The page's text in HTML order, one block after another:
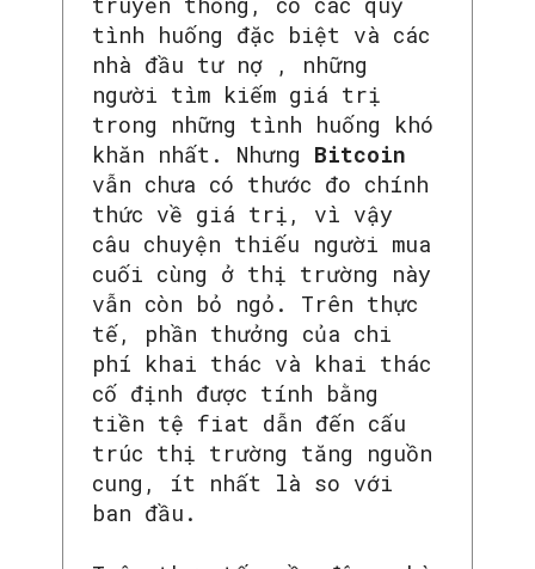
tình huống đặc biệt và các
nhà đầu tư nợ , những
người tìm kiếm giá trị
trong những tình huống khó
khăn nhất. Nhưng Bitcoin
vẫn chưa có thước đo chính
thức về giá trị, vì vậy
câu chuyện thiếu người mua
cuối cùng ở thị trường này
vẫn còn bỏ ngỏ. Trên thực
tế, phần thưởng của chi
phí khai thác và khai thác
cố định được tính bằng
tiền tệ fiat dẫn đến cấu
trúc thị trường tăng nguồn
cung, ít nhất là so với
ban đầu.